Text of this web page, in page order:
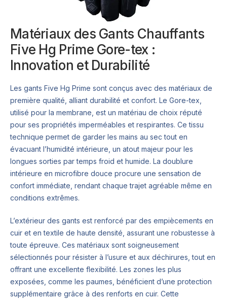
Matériaux des Gants Chauffants
Five Hg Prime Gore-tex :
Innovation et Durabilité
Les gants Five Hg Prime sont conçus avec des matériaux de
première qualité, alliant durabilité et confort. Le Gore-tex,
utilisé pour la membrane, est un matériau de choix réputé
pour ses propriétés imperméables et respirantes. Ce tissu
technique permet de garder les mains au sec tout en
évacuant l’humidité intérieure, un atout majeur pour les
longues sorties par temps froid et humide. La doublure
intérieure en microfibre douce procure une sensation de
confort immédiate, rendant chaque trajet agréable même en
conditions extrêmes.
L’extérieur des gants est renforcé par des empiècements en
cuir et en textile de haute densité, assurant une robustesse à
toute épreuve. Ces matériaux sont soigneusement
sélectionnés pour résister à l’usure et aux déchirures, tout en
offrant une excellente flexibilité. Les zones les plus
exposées, comme les paumes, bénéficient d’une protection
supplémentaire grâce à des renforts en cuir. Cette